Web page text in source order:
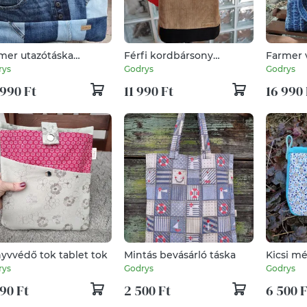
utazótáska
Ft
Férfi kordbársony
válltáska - drapp, barna
színű
Godrys
11 990 Ft
Farmer
Godrys
16
tok tablet tok
Ft
Mintás bevásárló táska
Godrys
2 500 Ft
Kicsi
Godrys
6 500